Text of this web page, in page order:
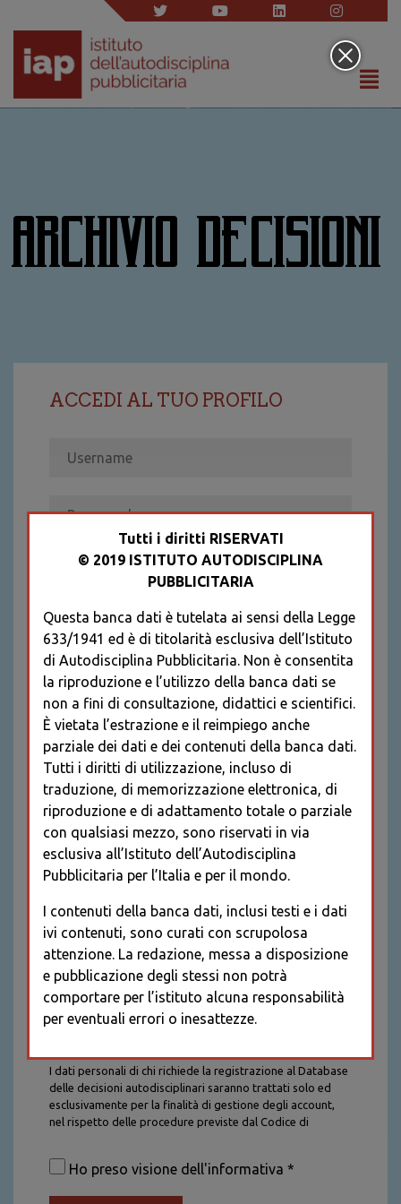
ARCHIVIO DECISIONI
ACCEDI AL TUO PROFILO
Recupera password
REGISTRATI
* I CAMPI CONTRASSEGNATI SONO
OBBLIGATORI
I dati personali di chi richiede la registrazione al Database
delle decisioni autodisciplinari saranno trattati solo ed
esclusivamente per la finalità di gestione degli account,
nel rispetto delle procedure previste dal Codice di
saranno trattati con tutte le cautele richieste dalla legge e
saranno conservati per la durata stabilita caso per caso
Ho preso visione dell'informativa *
Tutti i diritti RISERVATI
© 2019 ISTITUTO AUTODISCIPLINA
PUBBLICITARIA
Questa banca dati è tutelata ai sensi della Legge
633/1941 ed è di titolarità esclusiva dell’Istituto
di Autodisciplina Pubblicitaria. Non è consentita
la riproduzione e l’utilizzo della banca dati se
non a fini di consultazione, didattici e scientifici.
È vietata l’estrazione e il reimpiego anche
parziale dei dati e dei contenuti della banca dati.
Tutti i diritti di utilizzazione, incluso di
traduzione, di memorizzazione elettronica, di
riproduzione e di adattamento totale o parziale
con qualsiasi mezzo, sono riservati in via
esclusiva all’Istituto dell’Autodisciplina
Pubblicitaria per l’Italia e per il mondo.
I contenuti della banca dati, inclusi testi e i dati
ivi contenuti, sono curati con scrupolosa
attenzione. La redazione, messa a disposizione
e pubblicazione degli stessi non potrà
comportare per l’istituto alcuna responsabilità
per eventuali errori o inesattezze.